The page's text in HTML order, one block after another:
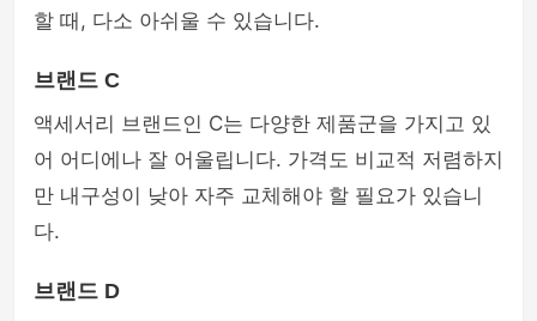
할 때, 다소 아쉬울 수 있습니다.
브랜드 C
액세서리 브랜드인 C는 다양한 제품군을 가지고 있
어 어디에나 잘 어울립니다. 가격도 비교적 저렴하지
만 내구성이 낮아 자주 교체해야 할 필요가 있습니
다.
브랜드 D